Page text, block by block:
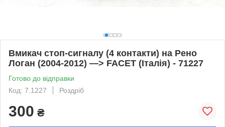
Вмикач стоп-сигналу (4 контакти) на Рено
Логан (2004-2012) —> FACET (Італія) - 71227
Готово до відправки
Код: 7.1227
Роздріб
300 ₴